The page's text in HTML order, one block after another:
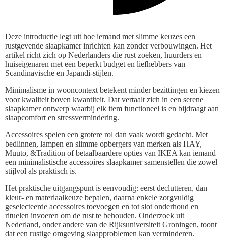
Deze introductie legt uit hoe iemand met slimme keuzes een
rustgevende slaapkamer inrichten kan zonder verbouwingen. Het
artikel richt zich op Nederlanders die rust zoeken, huurders en
huiseigenaren met een beperkt budget en liefhebbers van
Scandinavische en Japandi-stijlen.
Minimalisme in wooncontext betekent minder bezittingen en kiezen
voor kwaliteit boven kwantiteit. Dat vertaalt zich in een serene
slaapkamer ontwerp waarbij elk item functioneel is en bijdraagt aan
slaapcomfort en stressvermindering.
Accessoires spelen een grotere rol dan vaak wordt gedacht. Met
bedlinnen, lampen en slimme opbergers van merken als HAY,
Muuto, &Tradition of betaalbaardere opties van IKEA kan iemand
een minimalistische accessoires slaapkamer samenstellen die zowel
stijlvol als praktisch is.
Het praktische uitgangspunt is eenvoudig: eerst declutteren, dan
kleur- en materiaalkeuze bepalen, daarna enkele zorgvuldig
geselecteerde accessoires toevoegen en tot slot onderhoud en
rituelen invoeren om de rust te behouden. Onderzoek uit
Nederland, onder andere van de Rijksuniversiteit Groningen, toont
dat een rustige omgeving slaapproblemen kan verminderen.